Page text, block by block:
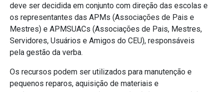
deve ser decidida em conjunto com direção das escolas e
os representantes das APMs (Associações de Pais e
Mestres) e APMSUACs (Associações de Pais, Mestres,
Servidores, Usuários e Amigos do CEU), responsáveis
pela gestão da verba.
Os recursos podem ser utilizados para manutenção e
pequenos reparos, aquisição de materiais e